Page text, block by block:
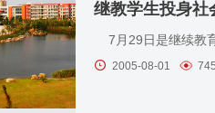
继教学生投身社
7月29日是继续教
2005-08-01